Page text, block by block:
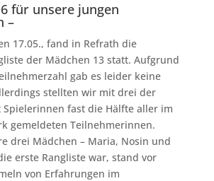
für unsere jungen
–
17.05., fand in Refrath die
der Mädchen 13 statt. Aufgrund
gab es leider keine
stellten wir mit drei der
Spielerinnen fast die Hälfte aller im
gemeldeten Teilnehmerinnen.
drei Mädchen – Maria, Nosin und
erste Rangliste war, stand vor
von Erfahrungen im